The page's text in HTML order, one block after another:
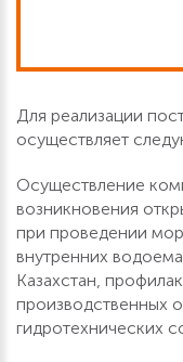
Для реализации
осуществляет
Осуществление
возникновения
при проведении
внутренних
Казахстан,
производственных
гидротехнических